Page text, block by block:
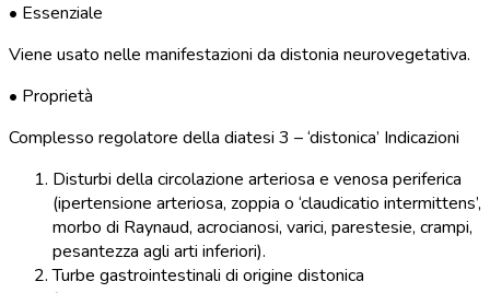
• Essenziale
Viene usato nelle manifestazioni da distonia neurovegetativa.
• Proprietà
Complesso regolatore della diatesi 3 – ‘distonica’ Indicazioni
Disturbi della circolazione arteriosa e venosa periferica
(ipertensione arteriosa, zoppia o ‘claudicatio intermittens’,
morbo di Raynaud, acrocianosi, varici, parestesie, crampi,
pesantezza agli arti inferiori).
Turbe gastrointestinali di origine distonica